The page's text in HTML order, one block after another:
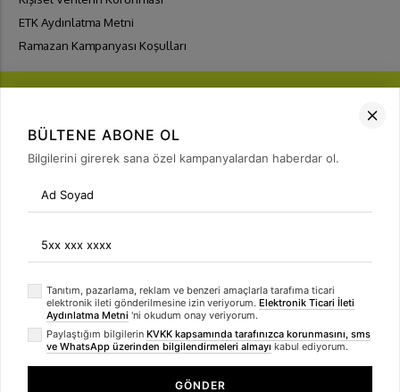
ETK Aydınlatma Metni
Ramazan Kampanyası Koşulları
FIRSATLARIYAKALA
Bülten Üyeliği
arrow_forward
BÜLTENE ABONE OL
Bilgilerini girerek sana özel kampanyalardan haberdar ol.
Tanıtım, pazarlama, reklam ve benzeri amaçlarla tarafıma ticari
elektronik ileti gönderilmesine izin veriyorum. Elektronik Ticari İleti
Aydınlatma Metni 'ni okudum onay veriyorum.
Paylaştığım bilgilerin KVKK kapsamında tarafınızca korunmasını, sms
ve WhatsApp üzerinden bilgilendirmeleri almayı kabul ediyorum.
GÖNDER